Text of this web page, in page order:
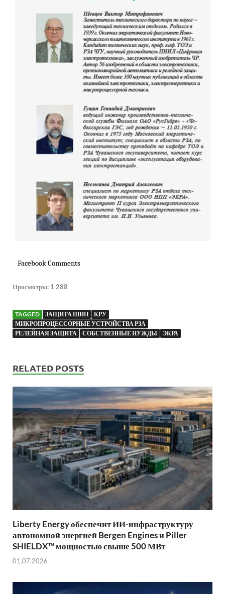
Facebook Comments
Просмотры: 1 288
TAGGED ЗАЩИТА ШИН
КРУ
МИКРОПРОЦЕССОРНЫЕ УСТРОЙСТВА РЗА
РЕЛЕЙНАЯ ЗАЩИТА
СОБСТВЕННЫЕ НУЖДЫ ЭКРА
RELATED POSTS
Liberty Energy обеспечит ИИ-инфраструктуру
автономной энергией Bergen Engines и Piller
SHIELDX™ мощностью свыше 500 МВт
01.07.2026